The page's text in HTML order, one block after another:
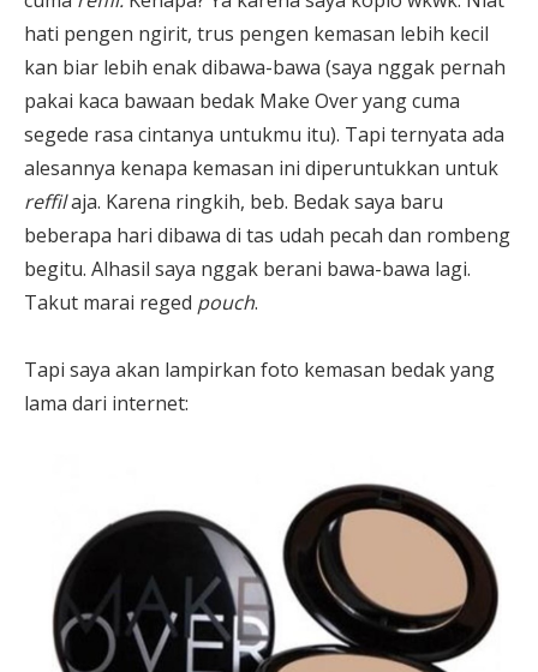
hati pengen ngirit, trus pengen kemasan lebih kecil
kan biar lebih enak dibawa-bawa (saya nggak pernah
pakai kaca bawaan bedak Make Over yang cuma
segede rasa cintanya untukmu itu). Tapi ternyata ada
alesannya kenapa kemasan ini diperuntukkan untuk
reffilaja. Karena ringkih, beb. Bedak saya baru
beberapa hari dibawa di tas udah pecah dan rombeng
begitu. Alhasil saya nggak berani bawa-bawa lagi.
Takut marai reged pouch.
Tapi saya akan lampirkan foto kemasan bedak yang
lama dari internet: